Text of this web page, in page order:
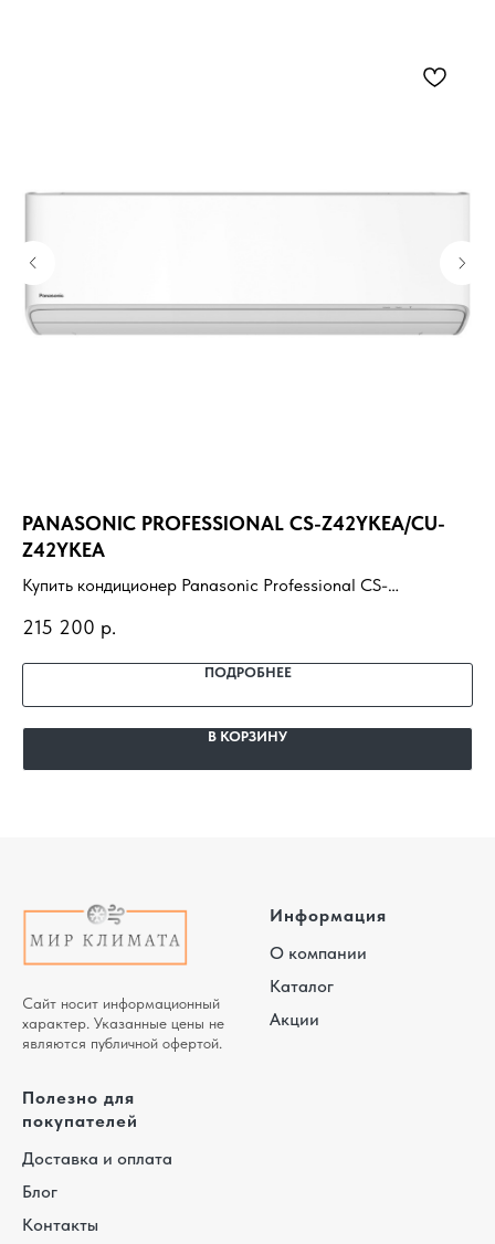
PANASONIC PROFESSIONAL CS-Z42YKEA/CU-
Z42YKEA
Купить кондиционер Panasonic Professional CS-
под помещение, доставка, профессиональный монтаж и
гарантия.
215 200 р.
ПОДРОБНЕЕ
В КОРЗИНУ
Сайт носит информационный
характер. Указанные цены не
являются публичной офертой.
Информация
О компании
Каталог
Акции
Полезно для
покупателей
Доставка и оплата
Блог
Контакты